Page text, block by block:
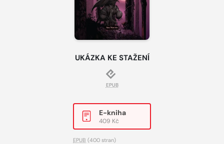
UKÁZKA KE STAŽENÍ
EPUB
E-kniha
409 Kč
EPUB (400 stran)